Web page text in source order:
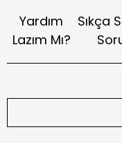
Yardım
Lazım Mı?
Sıkça